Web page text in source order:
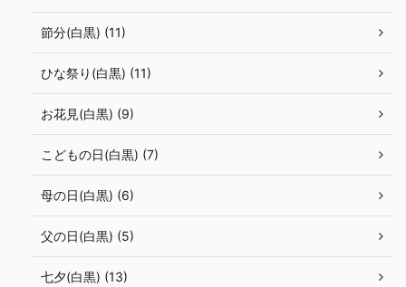
節分(白黒) (11)
ひな祭り(白黒) (11)
お花見(白黒) (9)
こどもの日(白黒) (7)
母の日(白黒) (6)
父の日(白黒) (5)
七夕(白黒) (13)